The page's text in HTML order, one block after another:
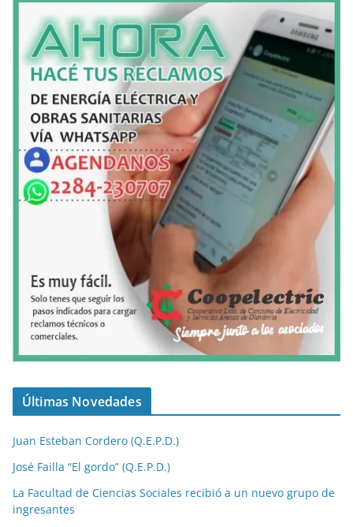
Últimas Novedades
Juan Esteban Cordero (Q.E.P.D.)
José Failla “El gordo” (Q.E.P.D.)
La Facultad de Ciencias Sociales recibió a un nuevo grupo de
ingresantes